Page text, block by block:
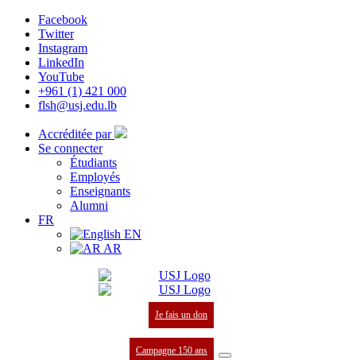
Facebook
Twitter
Instagram
LinkedIn
YouTube
+961 (1) 421 000
flsh@usj.edu.lb
Accréditée par
Se connecter
Étudiants
Employés
Enseignants
Alumni
FR
EN
AR
Je fais un don
Campagne 150 ans